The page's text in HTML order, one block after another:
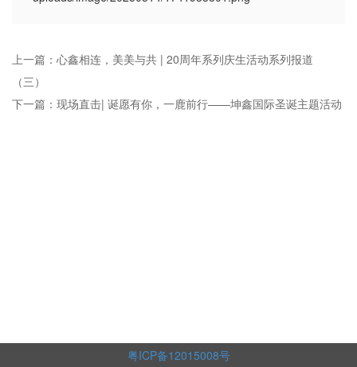
上一篇：心鑫相连，美美与共 | 20周年系列庆生活动系列报道
（三）
下一篇：现场直击| 诞愿有你，一鹿前行——坤鑫国际圣诞主题活动
粤ICP备12015008号